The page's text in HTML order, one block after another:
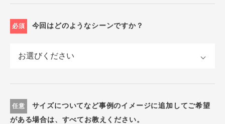
必須 今回はどのようなシーンですか？
任意
サイズについてなど事例のイメージに追加してご希望
がある場合は、すべてお教えください。